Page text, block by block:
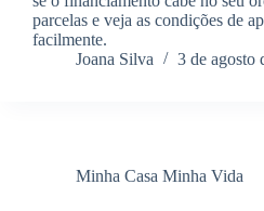
parcelas e veja as condições de
facilmente.
Joana Silva
3 de agosto
Minha Casa Minha Vida